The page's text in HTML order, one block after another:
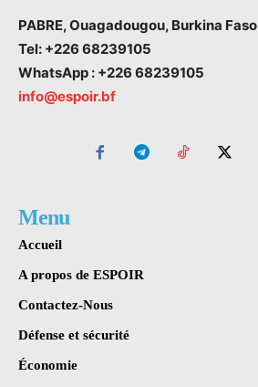
PABRE, Ouagadougou, Burkina Faso
Tel: +226 68239105
WhatsApp : +226 68239105
info@espoir.bf
Menu
Accueil
A propos de ESPOIR
Contactez-Nous
Défense et sécurité
Économie